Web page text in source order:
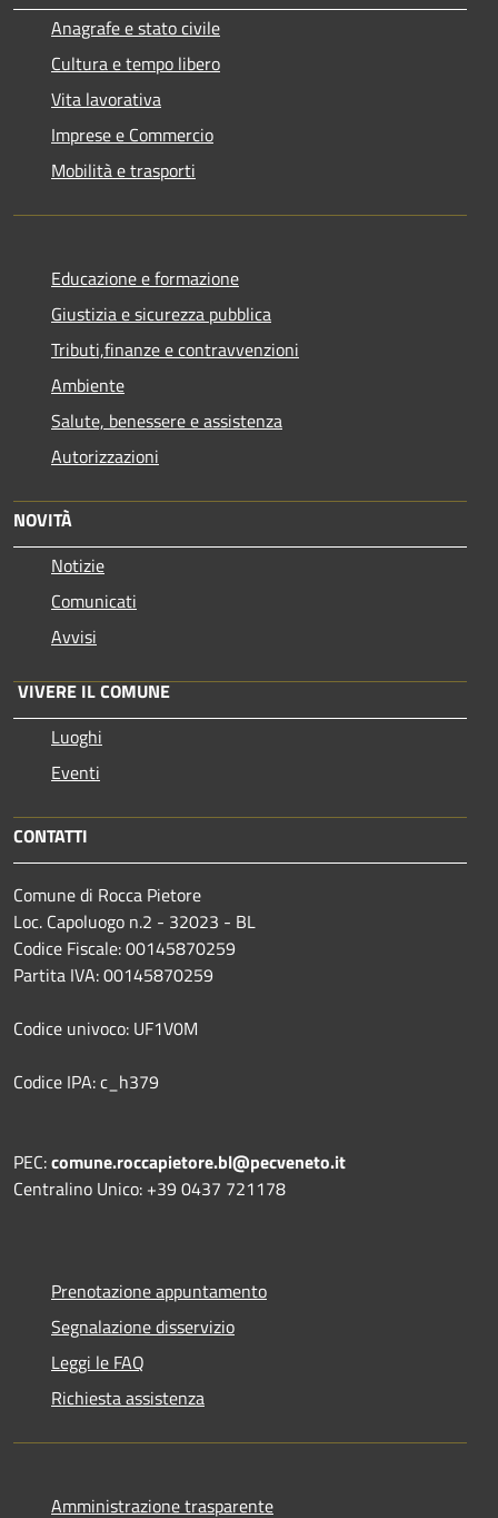
Anagrafe e stato civile
Cultura e tempo libero
Vita lavorativa
Imprese e Commercio
Mobilità e trasporti
Educazione e formazione
Giustizia e sicurezza pubblica
Tributi,finanze e contravvenzioni
Ambiente
Salute, benessere e assistenza
Autorizzazioni
NOVITÀ
Notizie
Comunicati
Avvisi
VIVERE IL COMUNE
Luoghi
Eventi
CONTATTI
Comune di Rocca Pietore
Loc. Capoluogo n.2 - 32023 - BL
Codice Fiscale: 00145870259
Partita IVA: 00145870259
Codice univoco: UF1V0M
Codice IPA: c_h379
PEC:comune.roccapietore.bl@pecveneto.it
Centralino Unico: +39 0437 721178
Prenotazione appuntamento
Segnalazione disservizio
Leggi le FAQ
Richiesta assistenza
Amministrazione trasparente